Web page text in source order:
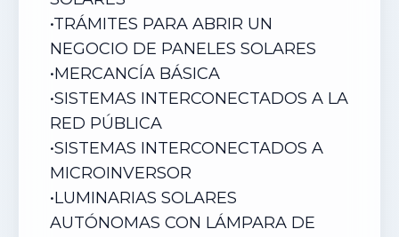
•TRÁMITES PARA ABRIR UN
NEGOCIO DE PANELES SOLARES
•MERCANCÍA BÁSICA
•SISTEMAS INTERCONECTADOS A LA
RED PÚBLICA
•SISTEMAS INTERCONECTADOS A
MICROINVERSOR
•LUMINARIAS SOLARES
AUTÓNOMAS CON LÁMPARA DE